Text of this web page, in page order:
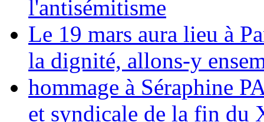
l'antisémitisme
Le 19 mars aura lieu à
la dignité, allons-y
hommage à Séraphine
et syndicale de la fin du